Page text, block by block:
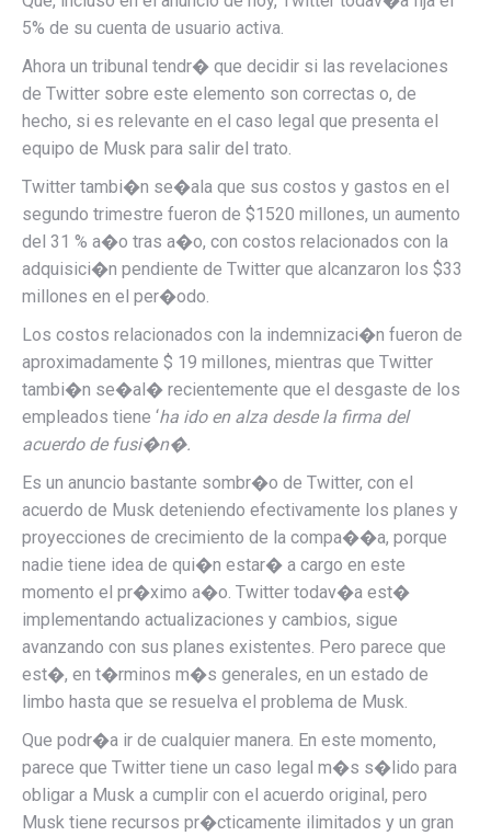
5% de su cuenta de usuario activa.
Ahora un tribunal tendr� que decidir si las revelaciones
de Twitter sobre este elemento son correctas o, de
hecho, si es relevante en el caso legal que presenta el
equipo de Musk para salir del trato.
Twitter tambi�n se�ala que sus costos y gastos en el
segundo trimestre fueron de $1520 millones, un aumento
del 31 % a�o tras a�o, con costos relacionados con la
adquisici�n pendiente de Twitter que alcanzaron los $33
millones en el per�odo.
Los costos relacionados con la indemnizaci�n fueron de
aproximadamente $ 19 millones, mientras que Twitter
tambi�n se�al� recientemente que el desgaste de los
empleados tiene ‘ha ido en alza desde la firma del
acuerdo de fusi�n�.
Es un anuncio bastante sombr�o de Twitter, con el
acuerdo de Musk deteniendo efectivamente los planes y
proyecciones de crecimiento de la compa��a, porque
nadie tiene idea de qui�n estar� a cargo en este
momento el pr�ximo a�o. Twitter todav�a est�
implementando actualizaciones y cambios, sigue
avanzando con sus planes existentes. Pero parece que
est�, en t�rminos m�s generales, en un estado de
limbo hasta que se resuelva el problema de Musk.
Que podr�a ir de cualquier manera. En este momento,
parece que Twitter tiene un caso legal m�s s�lido para
obligar a Musk a cumplir con el acuerdo original, pero
Musk tiene recursos pr�cticamente ilimitados y un gran